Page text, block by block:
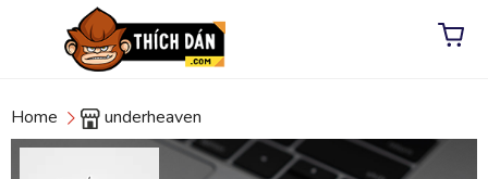
Home underheaven